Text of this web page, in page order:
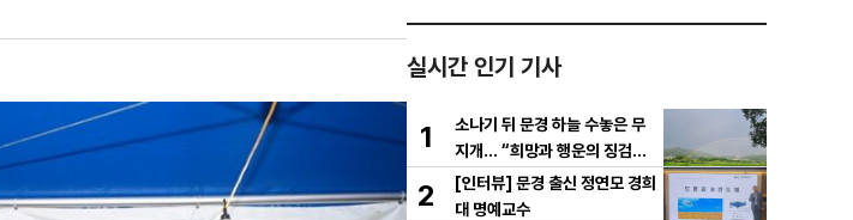
실시간 인기 기사
1
소나기 뒤 문경 하늘 수놓은 무
지개… “희망과 행운의 징검다
리”
2
[인터뷰] 문경 출신 정연모 경희
대 명예교수